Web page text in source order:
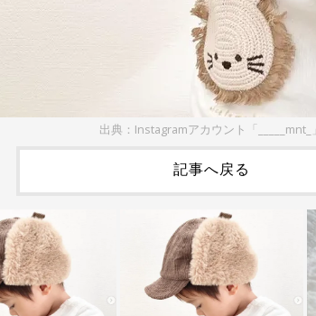
出典：Instagramアカウント「_____mnt_」
記事へ戻る